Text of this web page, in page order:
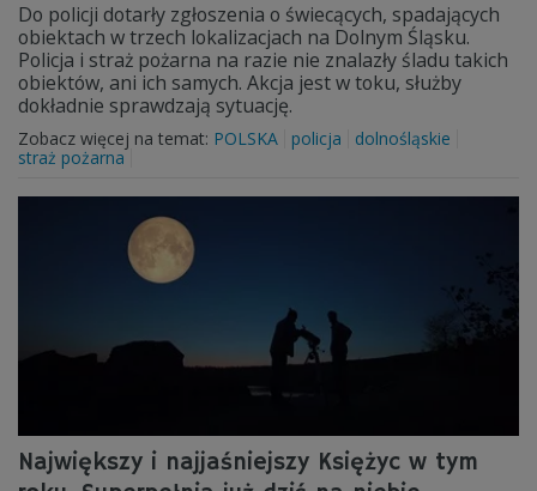
Do policji dotarły zgłoszenia o świecących, spadających
obiektach w trzech lokalizacjach na Dolnym Śląsku.
Policja i straż pożarna na razie nie znalazły śladu takich
obiektów, ani ich samych. Akcja jest w toku, służby
dokładnie sprawdzają sytuację.
Zobacz więcej na temat: POLSKA policja
dolnośląskie
straż pożarna
Największy i najjaśniejszy Księżyc w tym